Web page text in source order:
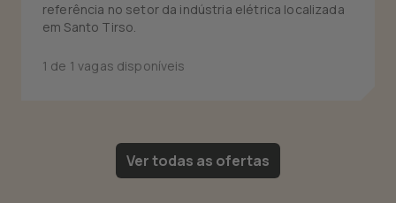
referência no setor da indústria elétrica localizada
em Santo Tirso.
1 de 1 vagas disponíveis
Ver todas as ofertas